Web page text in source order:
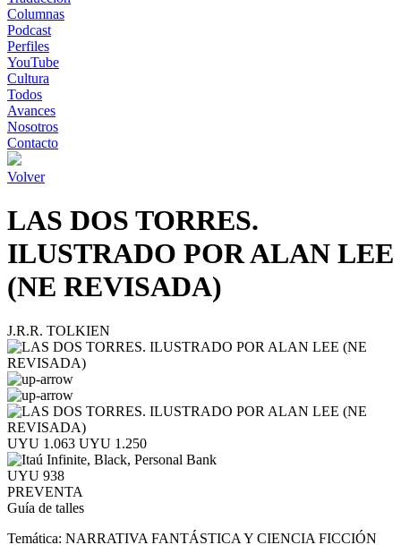
Columnas
Podcast
Perfiles
YouTube
Cultura
Todos
Avances
Nosotros
Contacto
Volver
LAS DOS TORRES.
ILUSTRADO POR ALAN LEE
(NE REVISADA)
J.R.R. TOLKIEN
UYU 1.063 UYU 1.250
UYU 938
PREVENTA
Guía de talles
Temática: NARRATIVA FANTÁSTICA Y CIENCIA FICCIÓN